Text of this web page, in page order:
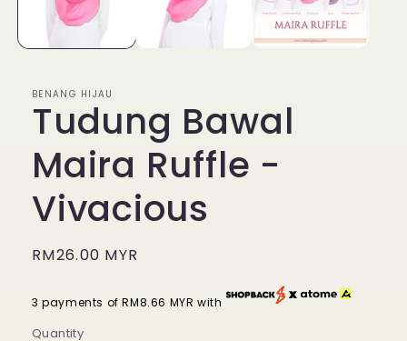
BENANG HIJAU
Tudung Bawal
Maira Ruffle -
Vivacious
Regular
RM26.00 MYR
3 payments of RM8.66 MYR with
Quantity